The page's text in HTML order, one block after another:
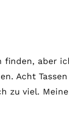
aber
Acht
zu viel.